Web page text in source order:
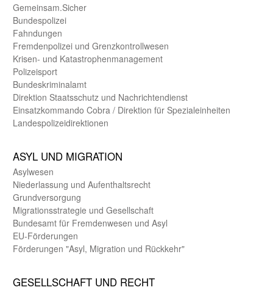
Gemein­sam.Sicher
Bundes­polizei
Fahndungen
Fremdenpolizei und Grenzkontrollwesen
Krisen- und Katastrophen­management
Polizeisport
Bundes­kriminal­amt
Direktion Staats­schutz und Nach­richten­dienst
Einsatz­kommando Cobra / Direktion für Spezialeinheiten
Landes­polizei­direk­tionen
ASYL UND MIGRA­TION
Asyl­wesen
Nieder­lassung und Aufent­halts­recht
Grund­versorgung
Migrations­strategie und Gesell­schaft
Bundes­amt für Fremden­wesen und Asyl
EU-Förde­rungen
Förderungen "Asyl, Migration und Rückkehr"
GE­SELL­SCHAFT UND RECHT